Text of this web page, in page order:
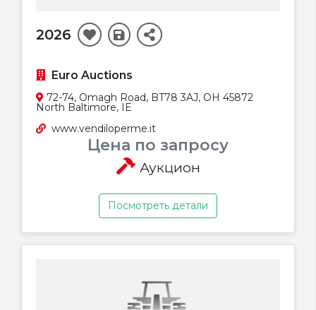
2026
Euro Auctions
72-74, Omagh Road, BT78 3AJ, OH 45872
North Baltimore, IE
www.vendiloperme.it
Цена по запросу
Аукцион
Посмотреть детали